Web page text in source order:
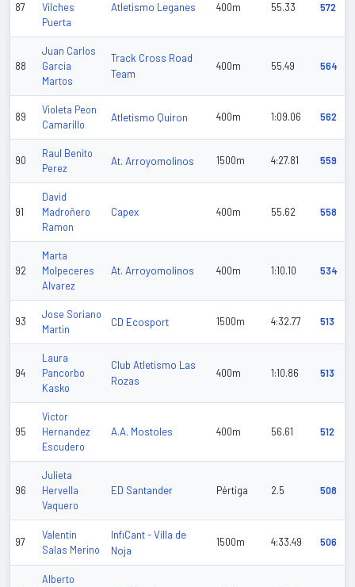
87
Vilches
Puerta
Atletismo Leganes 400m 55.33 572
88
Juan Carlos
Garcia
Martos
Track Cross Road
Team
400m 55.49 564
89
Violeta Peon
Camarillo
Atletismo Quiron 400m 1:09.06 562
90
Raul Benito
Perez
At. Arroyomolinos 1500m 4:27.81 559
91
David
Madroñero
Ramon
Capex 400m 55.62 558
92
Marta
Molpeceres
Alvarez
At. Arroyomolinos 400m 1:10.10 534
93
Jose Soriano
Martin
CD Ecosport 1500m 4:32.77 513
94
Laura
Pancorbo
Kasko
Club Atletismo Las
Rozas
400m 1:10.86 513
95
Victor
Hernandez
Escudero
A.A. Mostoles 400m 56.61 512
96
Julieta
Hervella
Vaquero
ED Santander Pértiga 2.5 508
97
Valentin
Salas Merino
InfiCant - Villa de
Noja
1500m 4:33.49 506
Alberto